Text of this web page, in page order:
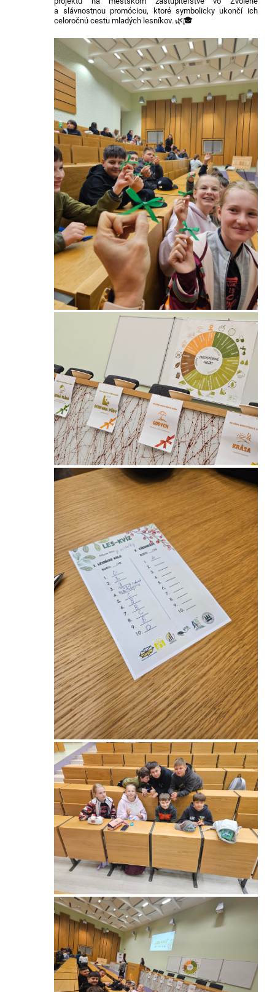
a slávnostnou promóciou, ktoré symbolicky ukončí ich
celoročnú cestu mladých lesníkov. 🌿🎓